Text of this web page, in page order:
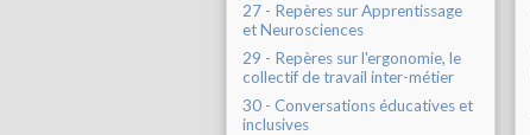
27 - Repères sur Apprentissage
et Neurosciences
29 - Repères sur l'ergonomie, le
collectif de travail inter-métier
30 - Conversations éducatives et
inclusives